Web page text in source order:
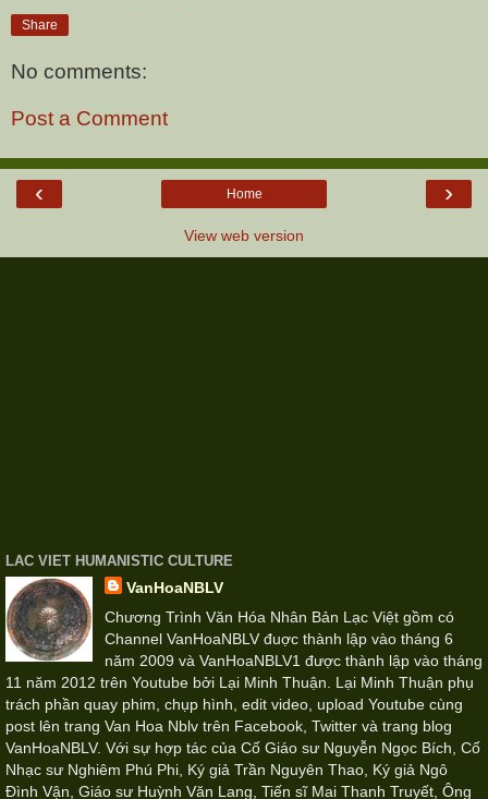
Share
No comments:
Post a Comment
‹ ›
Home
View web version
LAC VIET HUMANISTIC CULTURE
VanHoaNBLV
Chương Trình Văn Hóa Nhân Bản Lạc Việt gồm có
Channel VanHoaNBLV đuợc thành lập vào tháng 6
năm 2009 và VanHoaNBLV1 được thành lập vào tháng
11 năm 2012 trên Youtube bởi Lại Minh Thuận. Lại Minh Thuận phụ
trách phần quay phim, chụp hình, edit video, upload Youtube cùng
post lên trang Van Hoa Nblv trên Facebook, Twitter và trang blog
VanHoaNBLV. Với sự hợp tác của Cố Giáo sư Nguyễn Ngọc Bích, Cố
Nhạc sư Nghiêm Phú Phi, Ký giả Trần Nguyên Thao, Ký giả Ngô
Đình Vận, Giáo sư Huỳnh Văn Lang, Tiến sĩ Mai Thanh Truyết, Ông